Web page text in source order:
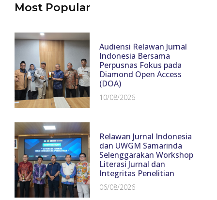
Most Popular
Audiensi Relawan Jurnal
Indonesia Bersama
Perpusnas Fokus pada
Diamond Open Access
(DOA)
10/08/2026
Relawan Jurnal Indonesia
dan UWGM Samarinda
Selenggarakan Workshop
Literasi Jurnal dan
Integritas Penelitian
06/08/2026